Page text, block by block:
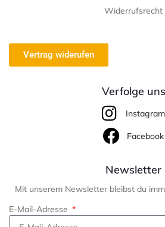
Widerrufsrecht
Vertrag widerufen
Verfolge uns
Instagram
Facebook
Newsletter
Mit unserem Newsletter bleibst du
E-Mail-Adresse